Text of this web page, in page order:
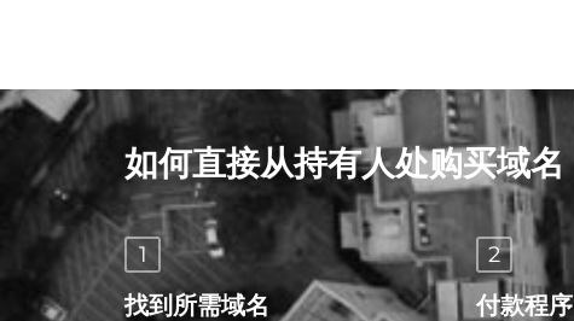
如何直接从持有人处购买域名
1
找到所需域名
2
付款程序